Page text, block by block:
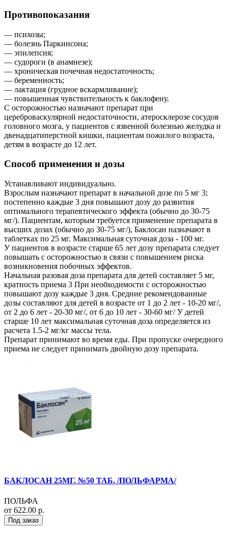
Противопоказания
— психозы;
— болезнь Паркинсона;
— эпилепсия;
— судороги (в анамнезе);
— хроническая почечная недостаточность;
— беременность;
— лактация (грудное вскармливание);
— повышенная чувствительность к баклофену.
С осторожностью назначают препарат при
цереброваскулярной недостаточности, атеросклерозе сосудов
головного мозга, у пациентов с язвенной болезнью желудка и
двенадцатиперстной кишки, пациентам пожилого возраста,
детям в возрасте до 12 лет.
Способ применения и дозы
Устанавливают индивидуально.
Взрослым назначают препарат в начальной дозе по 5 мг 3;
постепенно каждые 3 дня повышают дозу до развития
оптимального терапевтического эффекта (обычно до 30-75
мг/). Пациентам, которым требуется применение препарата в
высших дозах (обычно до 30-75 мг/), Баклосан назначают в
таблетках по 25 мг. Максимальная суточная доза - 100 мг.
У пациентов в возрасте старше 65 лет дозу препарата следует
повышать с осторожностью в связи с повышением риска
возникновения побочных эффектов.
Начальная разовая доза препарата для детей составляет 5 мг,
кратность приема 3 При необходимости с осторожностью
повышают дозу каждые 3 дня. Средние рекомендованные
дозы составляют для детей в возрасте от 1 до 2 лет - 10-20 мг/,
от 2 до 6 лет - 20-30 мг/, от 6 до 10 лет - 30-60 мг/ У детей
старше 10 лет максимальная суточная доза определяется из
расчета 1.5-2 мг/кг массы тела.
Препарат принимают во время еды. При пропуске очередного
приема не следует принимать двойную дозу препарата.
БАКЛОСАН 25МГ. №50 ТАБ. /ПОЛЬФАРМА/
ПОЛЬФА
от 622.00 р.
Под заказ